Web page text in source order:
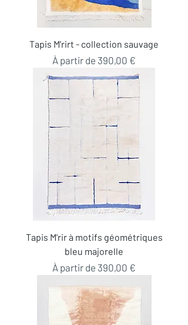
Tapis M'rirt - collection sauvage
À partir de 390,00 €
Prix promotionnel
Tapis M'rir à motifs géométriques
bleu majorelle
À partir de 390,00 €
Prix promotionnel